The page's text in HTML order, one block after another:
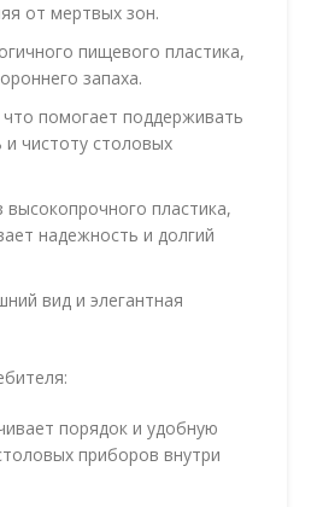
от мертвых зон.
пищевого пластика,
запаха.
помогает поддерживать
и чистоту столовых
высокопрочного пластика,
надежность и долгий
вид и элегантная
порядок и удобную
приборов внутри